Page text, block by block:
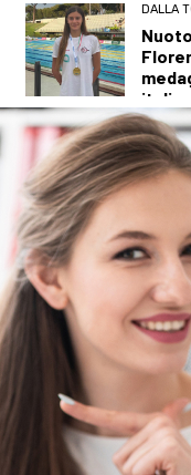
DALLA
DALLA
i
serve
SEGUICI SUI